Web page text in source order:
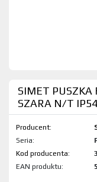
SIMET PUSZKA
SZARA N/T IP54
Producent:
Seria:
Kod produktu:
EAN produktu: